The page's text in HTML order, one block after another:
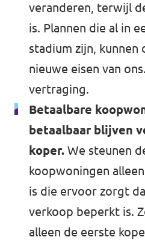
veranderen, terwijl
is. Plannen die al in
stadium zijn, kunnen
nieuwe eisen van
vertraging.
Betaalbare
betaalbaar blijven
koper. We steunen
koopwoningen
is die ervoor zorgt
verkoop beperkt is.
alleen de eerste